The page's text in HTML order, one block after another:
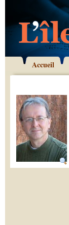
Accueil